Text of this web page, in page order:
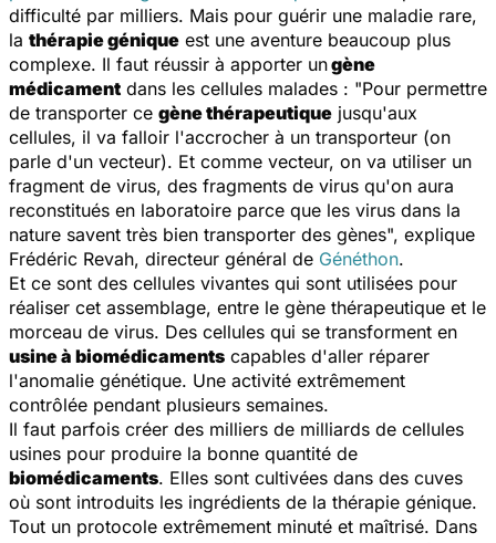
difficulté par milliers. Mais pour guérir une maladie rare,
la thérapie génique est une aventure beaucoup plus
complexe. Il faut réussir à apporter ungène
médicament dans les cellules malades : "Pour permettre
de transporter ce gène thérapeutique jusqu'aux
cellules, il va falloir l'accrocher à un transporteur (on
parle d'un vecteur). Et comme vecteur, on va utiliser un
fragment de virus, des fragments de virus qu'on aura
reconstitués en laboratoire parce que les virus dans la
nature savent très bien transporter des gènes", explique
Frédéric Revah, directeur général de Généthon.
Et ce sont des cellules vivantes qui sont utilisées pour
réaliser cet assemblage, entre le gène thérapeutique et le
morceau de virus. Des cellules qui se transforment en
usine à biomédicaments capables d'aller réparer
l'anomalie génétique. Une activité extrêmement
contrôlée pendant plusieurs semaines.
Il faut parfois créer des milliers de milliards de cellules
usines pour produire la bonne quantité de
biomédicaments. Elles sont cultivées dans des cuves
où sont introduits les ingrédients de la thérapie génique.
Tout un protocole extrêmement minuté et maîtrisé. Dans